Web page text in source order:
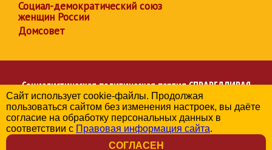
Социал-демократический союз
женщин России
Домсовет
Социалистическая политическая партияСПРАВЕДЛИВАЯ
РОССИЯ
Региональное отделение партии в Иркутской области
© 2006-2026
Политика в отношении обработки персональных данных
Сайт использует cookie-файлы. Продолжая
пользоваться сайтом без изменения настроек, вы даёте
согласие на обработку персональных данных в
соответствии с Правовая информация сайта.
СОГЛАСЕН